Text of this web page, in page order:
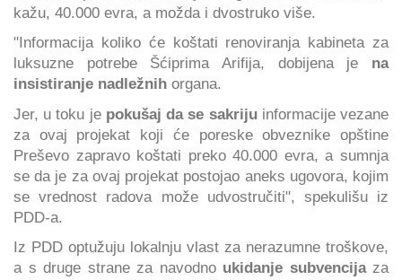
kažu, 40.000 evra, a možda i dvostruko više.
"Informacija koliko će koštati renoviranja kabineta za
luksuzne potrebe Šćiprima Arifija, dobijena je na
insistiranje nadležnih organa.
Jer, u toku je pokušaj da se sakriju informacije vezane
za ovaj projekat koji će poreske obveznike opštine
Preševo zapravo koštati preko 40.000 evra, a sumnja
se da je za ovaj projekat postojao aneks ugovora, kojim
se vrednost radova može udvostručiti", spekulišu iz
PDD-a.
Iz PDD optužuju lokalnju vlast za nerazumne troškove,
a s druge strane za navodnoukidanje subvencija za